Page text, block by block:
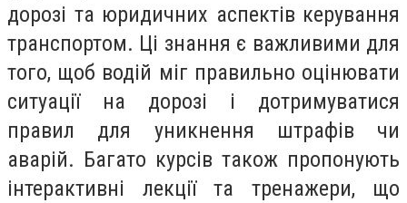
дорозі та юридичних аспектів керування
транспортом. Ці знання є важливими для
того, щоб водій міг правильно оцінювати
ситуації на дорозі і дотримуватися
правил для уникнення штрафів чи
аварій. Багато курсів також пропонують
інтерактивні лекції та тренажери, що